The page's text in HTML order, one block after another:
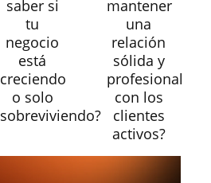
saber si
tu
negocio
está
creciendo
o solo
sobreviviendo?
mantener
una
relación
sólida y
profesional
con los
clientes
activos?